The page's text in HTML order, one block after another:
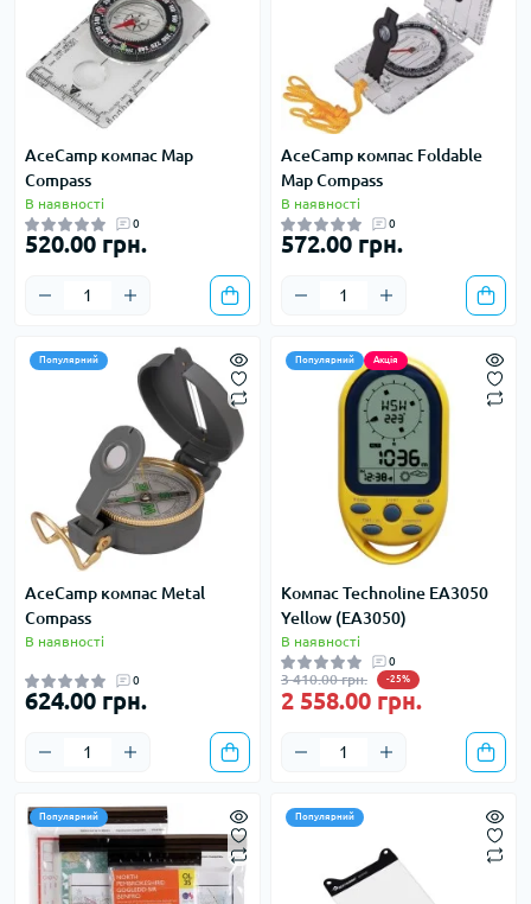
AceCamp компас Map
Compass
В наявності
0
520.00 грн.
AceCamp компас Foldable
Map Compass
В наявності
0
572.00 грн.
Популярний
AceCamp компас Metal
Compass
В наявності
0
624.00 грн.
Популярний Акція
Компас Technoline EA3050
Yellow (EA3050)
В наявності
0
3 410.00 грн. -25%
2 558.00 грн.
Популярний Популярний